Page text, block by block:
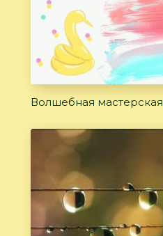
Волшебная мастерская